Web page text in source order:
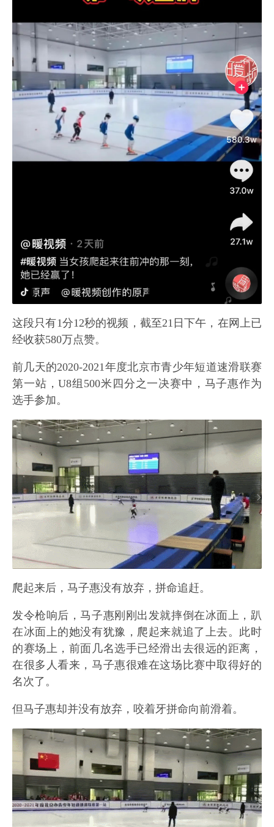
这段只有1分12秒的视频，截至21日下午，在网上已
经收获580万点赞。
前几天的2020-2021年度北京市青少年短道速滑联赛
第一站，U8组500米四分之一决赛中，马子惠作为
选手参加。
爬起来后，马子惠没有放弃，拼命追赶。
发令枪响后，马子惠刚刚出发就摔倒在冰面上，趴
在冰面上的她没有犹豫，爬起来就追了上去。此时
的赛场上，前面几名选手已经滑出去很远的距离，
在很多人看来，马子惠很难在这场比赛中取得好的
名次了。
但马子惠却并没有放弃，咬着牙拼命向前滑着。